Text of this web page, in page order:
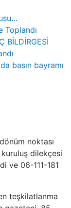
Toplandı
BİLDİRGESİ
basın bayramı
noktası
dilekçesi
ve 06-111-181
teşkilatlanma